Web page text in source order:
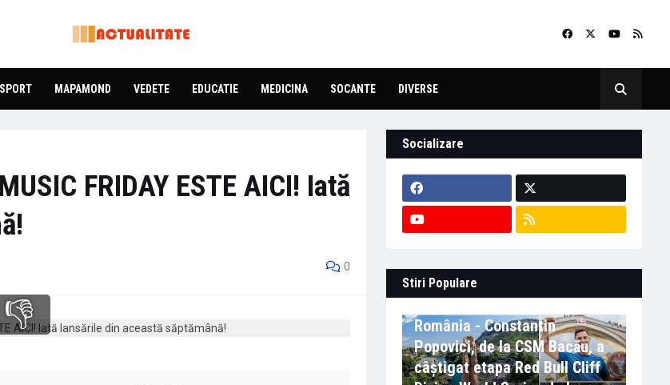
SPORT MAPAMOND VEDETE EDUCATIE MEDICINA SOCANTE DIVERSE
FRIDAY ESTE AICI! Iată
0
👎
Socializare
Stiri Populare
România - Constantin
Popovici, de la CSM Bacău, a
câștigat etapa Red Bull Cliff